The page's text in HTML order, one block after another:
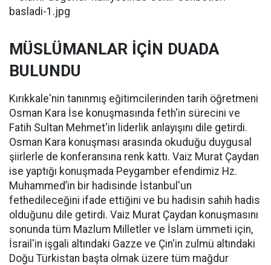
MÜSLÜMANLAR İÇİN DUADA
BULUNDU
Kırıkkale'nin tanınmış eğitimcilerinden tarih öğretmeni
Osman Kara İse konuşmasında feth'in sürecini ve
Fatih Sultan Mehmet'in liderlik anlayışını dile getirdi.
Osman Kara konuşması arasında okuduğu duygusal
şiirlerle de konferansına renk kattı. Vaiz Murat Çaydan
ise yaptığı konuşmada Peygamber efendimiz Hz.
Muhammed’in bir hadisinde İstanbul'un
fethedileceğini ifade ettiğini ve bu hadisin sahih hadis
olduğunu dile getirdi. Vaiz Murat Çaydan konuşmasını
sonunda tüm Mazlum Milletler ve İslam ümmeti için,
İsrail'in işgali altındaki Gazze ve Çin'in zulmü altındaki
Doğu Türkistan başta olmak üzere tüm mağdur